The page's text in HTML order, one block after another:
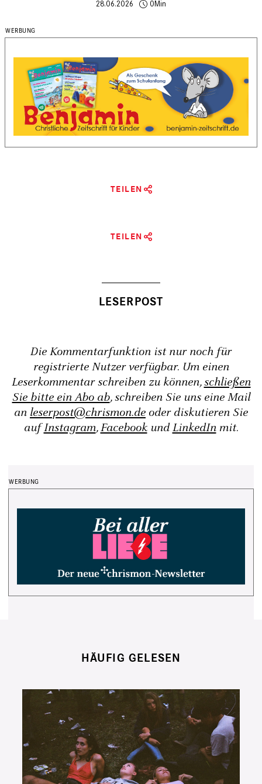
28.06.2026
0Min
TEILEN
TEILEN
Die Kommentarfunktion ist nur noch für
registrierte Nutzer verfügbar. Um einen
Leserkommentar schreiben zu können,schließen
Sie bitte ein Abo ab, schreiben Sie uns eine Mail
an leserpost@chrismon.de oder diskutieren Sie
aufInstagram,FacebookundLinkedInmit.
HÄUFIG GELESEN